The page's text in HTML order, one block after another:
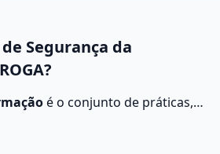
Segurança da
é o conjunto de práticas,